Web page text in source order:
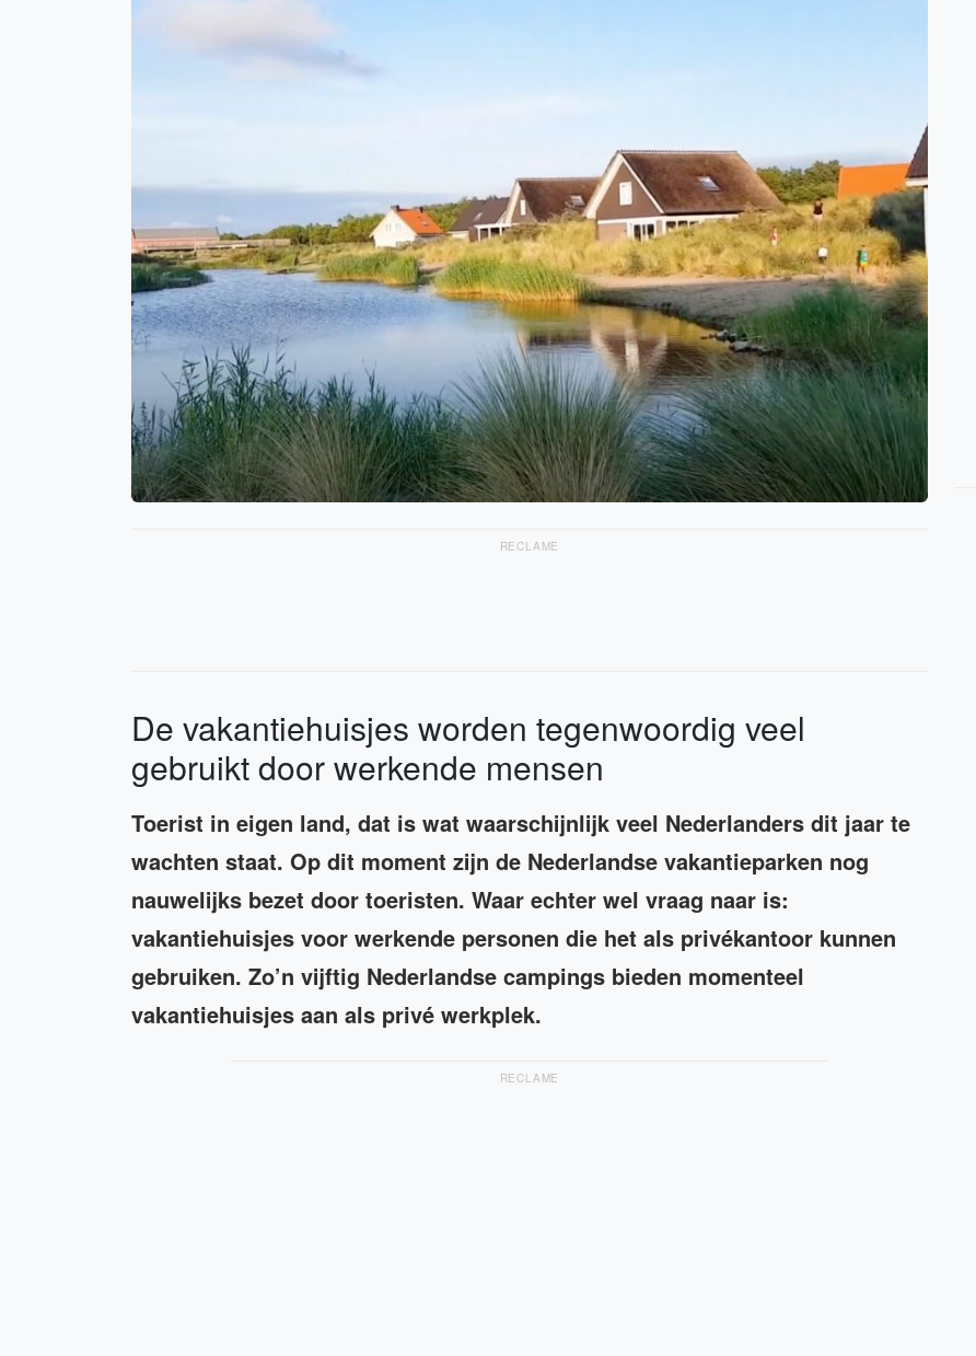
RECLAME
De vakantiehuisjes worden tegenwoordig veel
gebruikt door werkende mensen
Toerist in eigen land, dat is wat waarschijnlijk veel Nederlanders dit jaar te
wachten staat. Op dit moment zijn de Nederlandse vakantieparken nog
nauwelijks bezet door toeristen. Waar echter wel vraag naar is:
vakantiehuisjes voor werkende personen die het als privékantoor kunnen
gebruiken. Zo’n vijftig Nederlandse campings bieden momenteel
vakantiehuisjes aan als privé werkplek.
RECLAME